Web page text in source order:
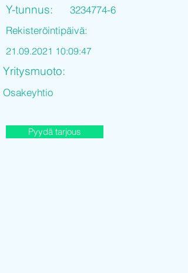
Y-tunnus:
3234774-6
Rekisteröintipäivä:
21.09.2021 10:09:47
Yritysmuoto:
Osakeyhtio
Pyydä tarjous